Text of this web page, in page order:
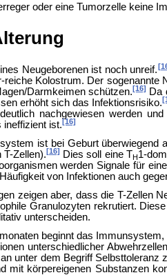
oder eine Tumorzelle keine
Neugeborenen ist noch unreif.
reiche Kolostrum. Der sogenannte
Darmkeimen schützen. [16]
Da
erhöht sich das Infektionsrisiko.
nachgewiesen werden
ineffizient ist.[16]
ist bei Geburt überwiegend
T-Zellen). [16] Dies soll eine TH1-
werden Signale für
von Infektionen auch
zeigen aber, dass die T-Zellen
Granulozyten rekrutiert.
unterscheiden.
beginnt das
unterschiedlicher
unter dem Begriff
mit körpereigenen Substanzen